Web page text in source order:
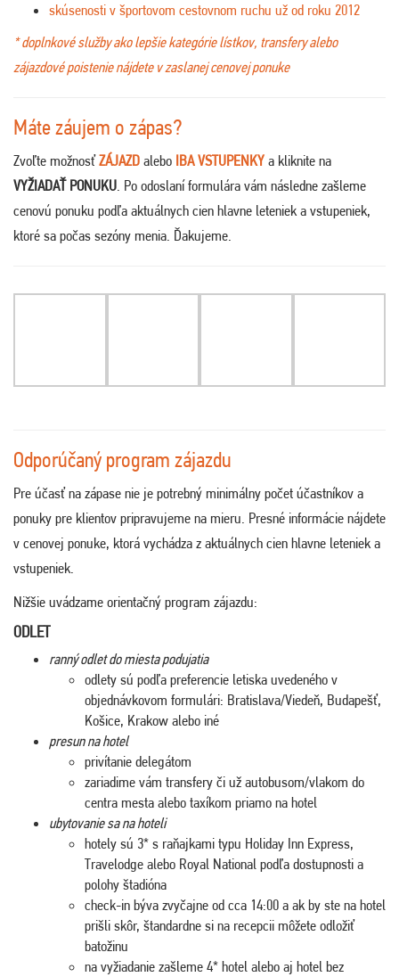
skúsenosti v športovom cestovnom ruchu už od roku 2012
* doplnkové služby ako lepšie kategórie lístkov, transfery alebo
zájazdové poistenie nájdete v zaslanej cenovej ponuke
Máte záujem o zápas?
Zvoľte možnosťZÁJAZD alebo IBA VSTUPENKY a kliknite na
VYŽIADAŤ PONUKU. Po odoslaní formulára vám následne zašleme
cenovú ponuku podľa aktuálnych cien hlavne leteniek a vstupeniek,
ktoré sa počas sezóny menia. Ďakujeme.
Odporúčaný program zájazdu
Pre účasť na zápase nie je potrebný minimálny počet účastníkov a
ponuky pre klientov pripravujeme na mieru. Presné informácie nájdete
v cenovej ponuke, ktorá vychádza z aktuálnych cien hlavne leteniek a
vstupeniek.
Nižšie uvádzame orientačný program zájazdu:
ODLET
ranný odlet do miesta podujatia
odlety sú podľa preferencie letiska uvedeného v
objednávkovom formulári: Bratislava/Viedeň, Budapešť,
Košice, Krakow alebo iné
presun na hotel
privítanie delegátom
zariadime vám transfery či už autobusom/vlakom do
centra mesta alebo taxíkom priamo na hotel
ubytovanie sa na hoteli
hotely sú 3* s raňajkami typu Holiday Inn Express,
Travelodge alebo Royal National podľa dostupnosti a
polohy štadióna
check-in býva zvyčajne od cca 14:00 a ak by ste na hotel
prišli skôr, štandardne si na recepcii môžete odložiť
batožinu
na vyžiadanie zašleme 4* hotel alebo aj hotel bez